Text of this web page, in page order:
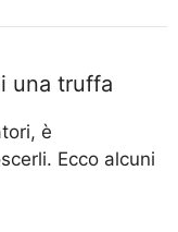
una truffa
è
Ecco alcuni